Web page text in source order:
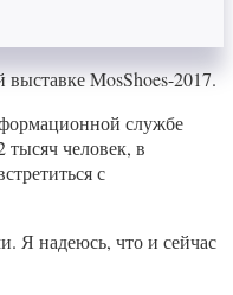
MosShoes-2017.
службе
человек, в
с
Я надеюсь, что и сейчас